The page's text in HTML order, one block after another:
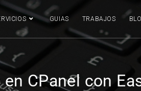
GUIAS TRABAJOS
CPanel con